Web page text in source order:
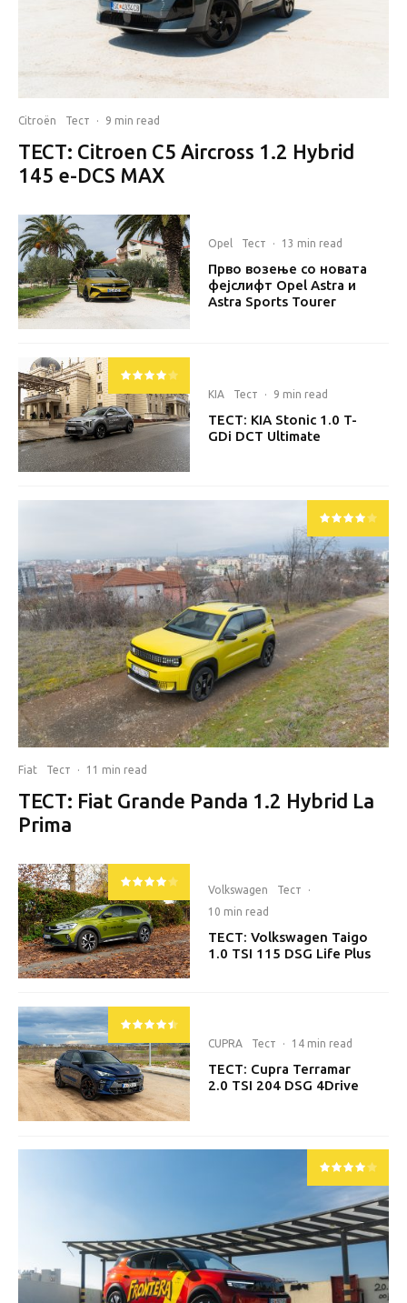
Citroën Тест · 9 min read
ТЕСТ: Citroen C5 Aircross 1.2 Hybrid
145 e-DCS MAX
Opel Тест · 13 min read
Прво возење со новата
фејслифт Opel Astra и
Astra Sports Tourer
KIA Тест · 9 min read
ТЕСТ: KIA Stonic 1.0 T-
GDi DCT Ultimate
Fiat Тест · 11 min read
ТЕСТ: Fiat Grande Panda 1.2 Hybrid La
Prima
Volkswagen Тест
·
10 min read
ТЕСТ: Volkswagen Taigo
1.0 TSI 115 DSG Life Plus
CUPRA Тест · 14 min read
ТЕСТ: Cupra Terramar
2.0 TSI 204 DSG 4Drive